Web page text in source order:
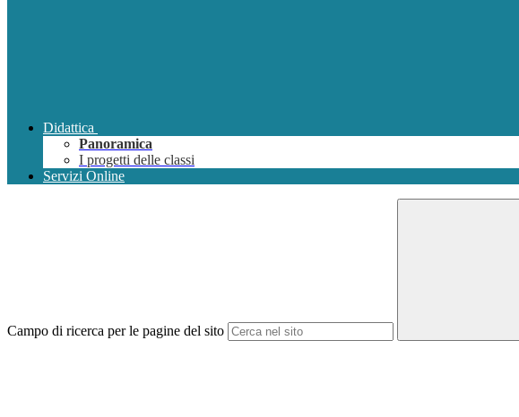
Didattica
Panoramica
I progetti delle classi
Servizi Online
Campo di ricerca per le pagine del sito